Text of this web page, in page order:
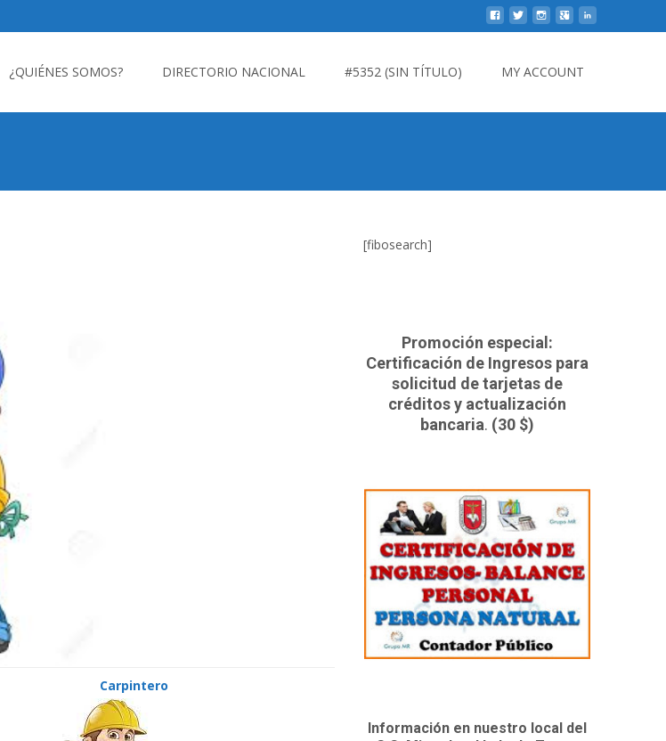
¿QUIÉNES SOMOS? DIRECTORIO NACIONAL #5352 (SIN TÍTULO) MY ACCOUNT
Carpintero
[fibosearch]
Promoción especial:
Certificación de Ingresos para
solicitud de tarjetas de
créditos y actualización
bancaria. (30 $)
Información en nuestro local del